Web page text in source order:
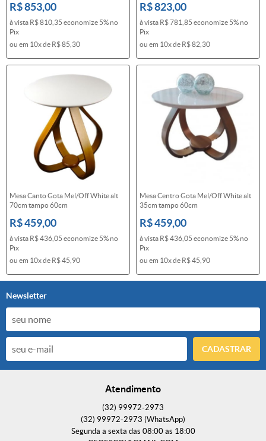
R$ 853,00
à vista R$ 810,35 economize 5% no
Pix
ou em 10xde R$ 85,30
R$ 823,00
à vista R$ 781,85 economize 5% no
Pix
ou em 10xde R$ 82,30
Mesa Canto Gota Mel/Off White alt
70cm tampo 60cm
R$ 459,00
à vista R$ 436,05 economize 5% no
Pix
ou em 10xde R$ 45,90
Mesa Centro Gota Mel/Off White alt
35cm tampo 60cm
R$ 459,00
à vista R$ 436,05 economize 5% no
Pix
ou em 10xde R$ 45,90
Newsletter
CADASTRAR
Atendimento
(32) 99972-2973
(32) 99972-2973 (WhatsApp)
Segunda a sexta das 08:00 as 18:00